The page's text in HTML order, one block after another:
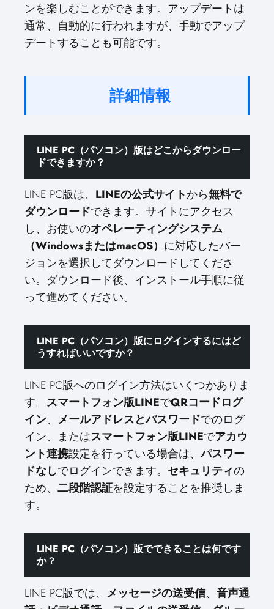
ンを楽しむことができます。アップデートは
通常、自動的に行われますが、手動でアップ
デートすることも可能です。
詳細情報
LINE PC（パソコン）版はどこからダウンロー
ドできますか？
LINE PC版は、 LINEの公式サイトから無料で
ダウンロードできます。サイトにアクセス
し、お使いのオペレーティングシステム
（WindowsまたはmacOS） に対応したバー
ジョンを選択してダウンロードしてくださ
い。ダウンロード後、インストール手順に従
って進めてください。
LINE PC（パソコン）版にログインするにはど
うすればいいですか？
LINE PC版へのログイン方法はいくつかありま
す。 スマートフォン版LINEでQRコードログ
イン、 メールアドレスとパスワードでのログ
イン、またはスマートフォン版LINEでアカウ
ント連携設定を行っている場合は、パスワー
ドなしでログインできます。 セキュリティの
ため、 二段階認証を設定することを推奨しま
す。
LINE PC（パソコン）版でできることは何です
か？
LINE PC版では、 メッセージの送受信、 音声通